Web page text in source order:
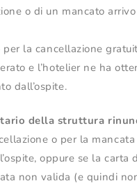
o di un mancato
per la cancellazione
e l’hotelier ne ha
dall’ospite.
della struttura
o per la mancata
oppure se la carta
non valida (e quindi